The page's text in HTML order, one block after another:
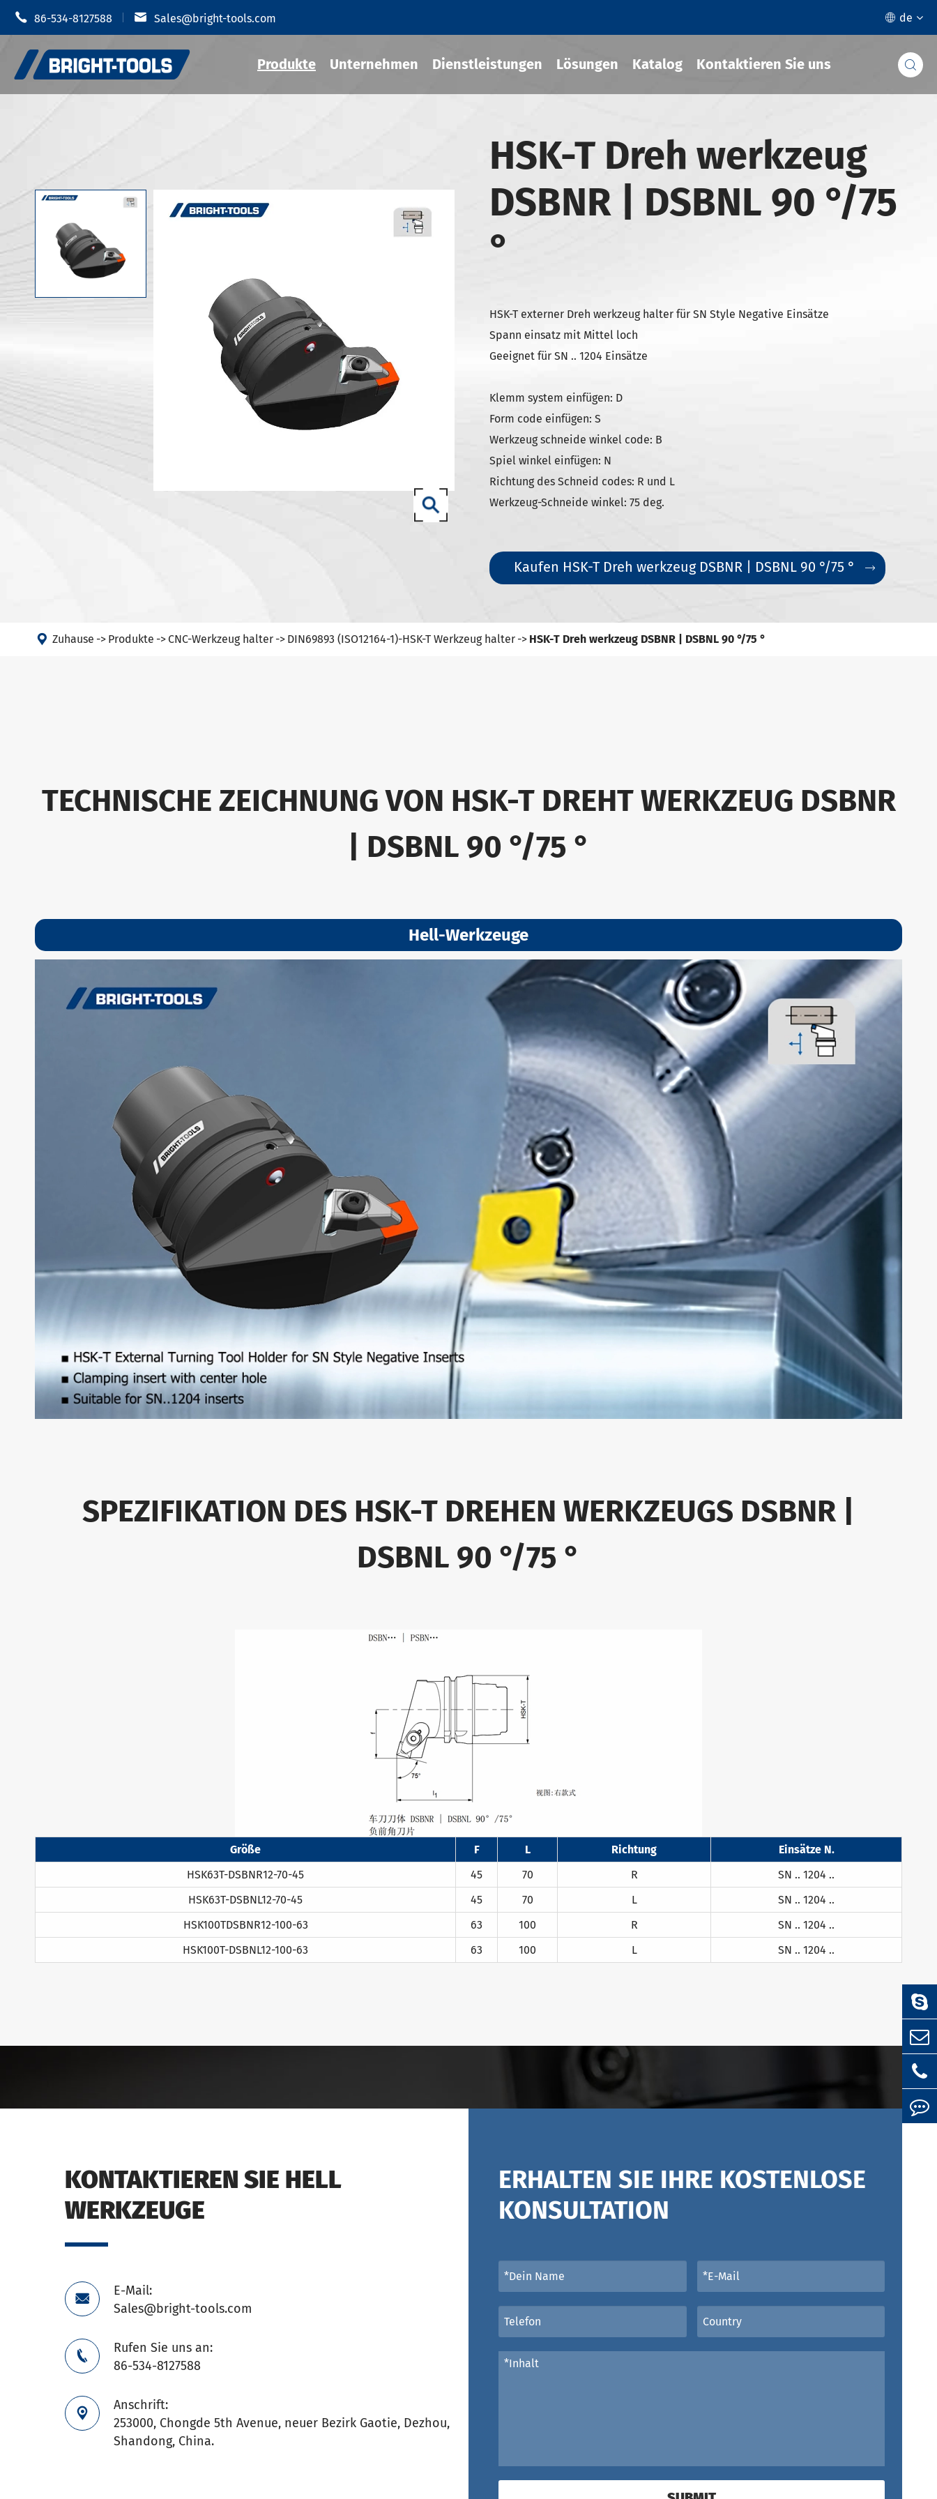
 86-534-8127588  Sales@bright-tools.com  de
Produkte
Statische und getriebene
Bohr werkzeuge
Werkzeug halter Zubehör
Hydraulischer Chuck
MOD Werkzeug halter
JIS B 6339-BT Werkzeug halter
JIS B 6339-NBT Werkzeug halter
DIN 69871-SK Werkzeug halter
DIN 69871-ISO Werkzeug halter
ANSI B 5.50 SCAT/CAT-Werkzeug halter
HSK-A Werkzeug halter DIN 69893 (ISO
HSK-F Werkzeug halter DIN 69893 (ISO
Unternehmen Dienstleistungen Lösungen Katalog Kontaktieren Sie uns 
HSK-T Dreh werkzeug
DSBNR | DSBNL 90 °/75
°
HSK-T externer Dreh werkzeug halter für SN Style Negative Einsätze
Spann einsatz mit Mittel loch
Geeignet für SN .. 1204 Einsätze
Klemm system einfügen: D
Form code einfügen: S
Werkzeug schneide winkel code: B
Spiel winkel einfügen: N
Richtung des Schneid codes: R und L
Werkzeug-Schneide winkel: 75 deg.
Kaufen HSK-T Dreh werkzeug DSBNR | DSBNL 90 °/75 ° 
 Zuhause Produkte CNC-Werkzeug halter DIN69893 (ISO12164-1)-HSK-T Werkzeug halter HSK-T Dreh werkzeug DSBNR | DSBNL 90 °/75 °
TECHNISCHE ZEICHNUNG VON HSK-T DREHT WERKZEUG DSBNR
| DSBNL 90 °/75 °
Hell-Werkzeuge
SPEZIFIKATION DES HSK-T DREHEN WERKZEUGS DSBNR |
DSBNL 90 °/75 °
Größe F L Richtung
Einsätze N.
HSK63T-DSBNR12-70-45
45 70 R
SN .. 1204 ..
HSK63T-DSBNL12-70-45
45 70 L
SN .. 1204 ..
HSK100TDSBNR12-100-63
63 100 R
SN .. 1204 ..
HSK100T-DSBNL12-100-63
63 100 L SN .. 1204 ..
KONTAKTIEREN SIE HELL
WERKZEUGE

E-Mail:
Sales@bright-tools.com

Rufen Sie uns an:
86-534-8127588

Anschrift:
253000, Chongde 5th Avenue, neuer Bezirk Gaotie, Dezhou,
Shandong, China.
ERHALTEN SIE IHRE KOSTENLOSE
KONSULTATION